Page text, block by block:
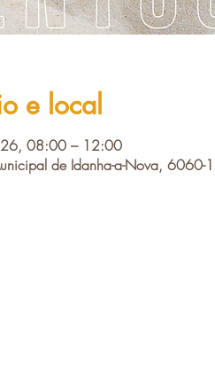
e local
08:00 – 12:00
de Idanha-a-Nova, 6060-